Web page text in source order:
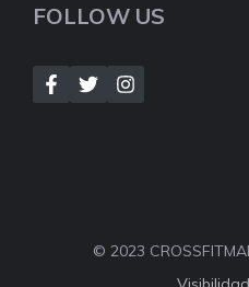
FOLLOW US
© 2023